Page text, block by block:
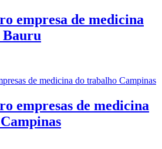
empresa de medicina
Bauru
empresas de medicina